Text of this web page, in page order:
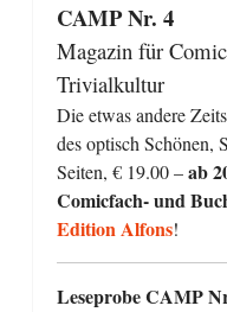
CAMP Nr. 4
Magazin für
Trivialkultur
Die etwas andere
des optisch Schönen,
Seiten, € 19.00 –ab
Comicfach- und
Edition Alfons!
Leseprobe CAMP